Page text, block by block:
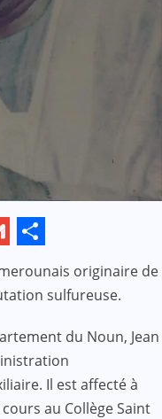
Shareoriginaire de
sulfureuse.
du Noun, Jean
Il est affecté à
au Collège Saint